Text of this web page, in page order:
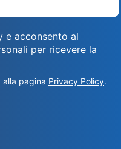
e acconsento al
per ricevere la
alla pagina Privacy Policy.